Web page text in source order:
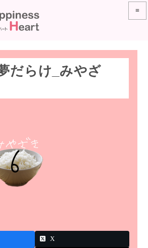
≡
だらけ_みやざ
X